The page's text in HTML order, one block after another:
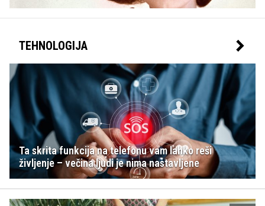
TEHNOLOGIJA
Ta skrita funkcija na telefonu vam lahko reši
življenje – večina ljudi je nima nastavljene